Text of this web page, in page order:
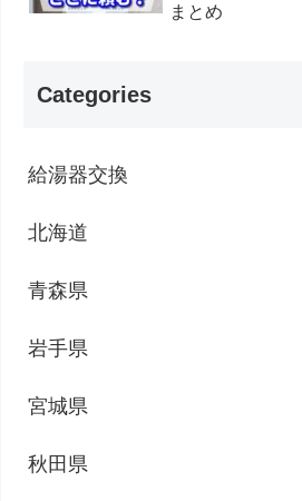
まとめ
Categories
給湯器交換
北海道
青森県
岩手県
宮城県
秋田県